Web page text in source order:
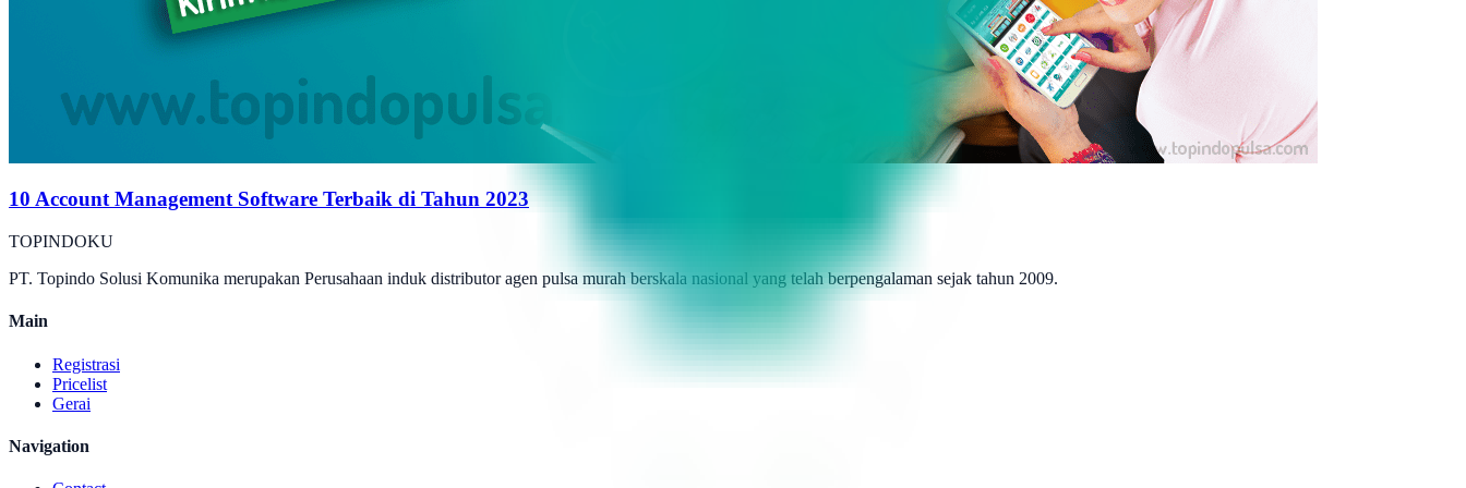
10 Account Management Software Terbaik di Tahun 2023
TOPINDOKU
PT. Topindo Solusi Komunika merupakan Perusahaan induk distributor agen pulsa murah berskala nasional yang telah berpengalaman sejak tahun 2009.
Main
Registrasi
Pricelist
Gerai
Navigation